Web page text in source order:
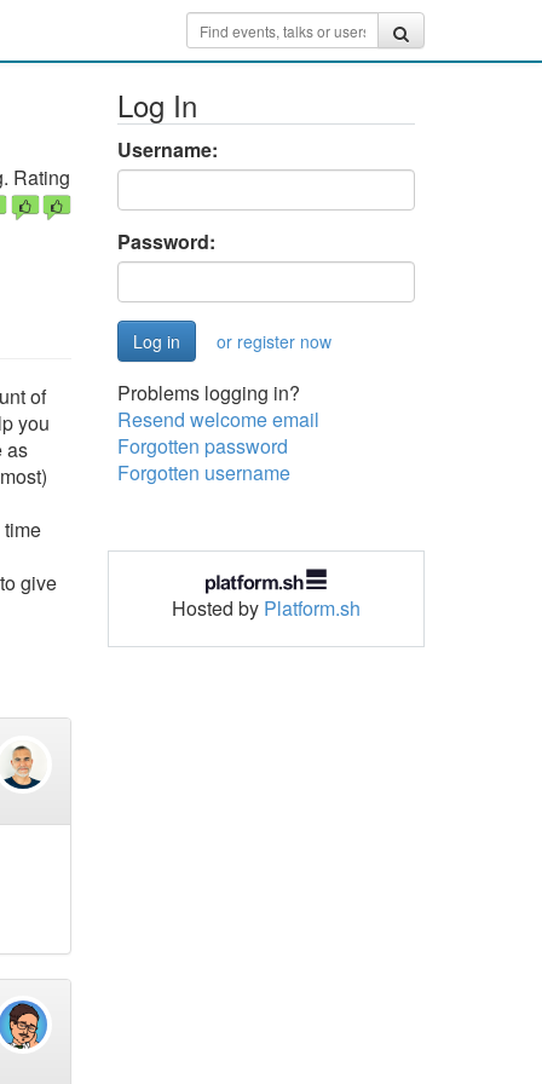
Rating
of
you
as
give
Log In
Username:
Password:
or register now
Problems logging in?
Resend welcome email
Forgotten password
Forgotten username
Hosted by Platform.sh